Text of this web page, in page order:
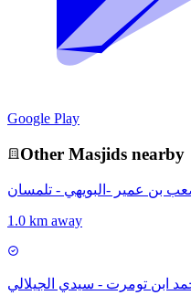
Google Play
Other Masjids nearby
بن عمير -البويهي - تلمسان
1.0 km away
ابن تومرت - سيدي الجيلالي